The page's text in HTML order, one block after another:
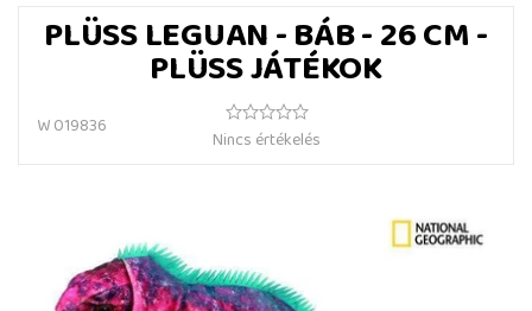
PLÜSS LEGUAN - BÁB - 26 CM -
PLÜSS JÁTÉKOK
W 019836
Nincs értékelés